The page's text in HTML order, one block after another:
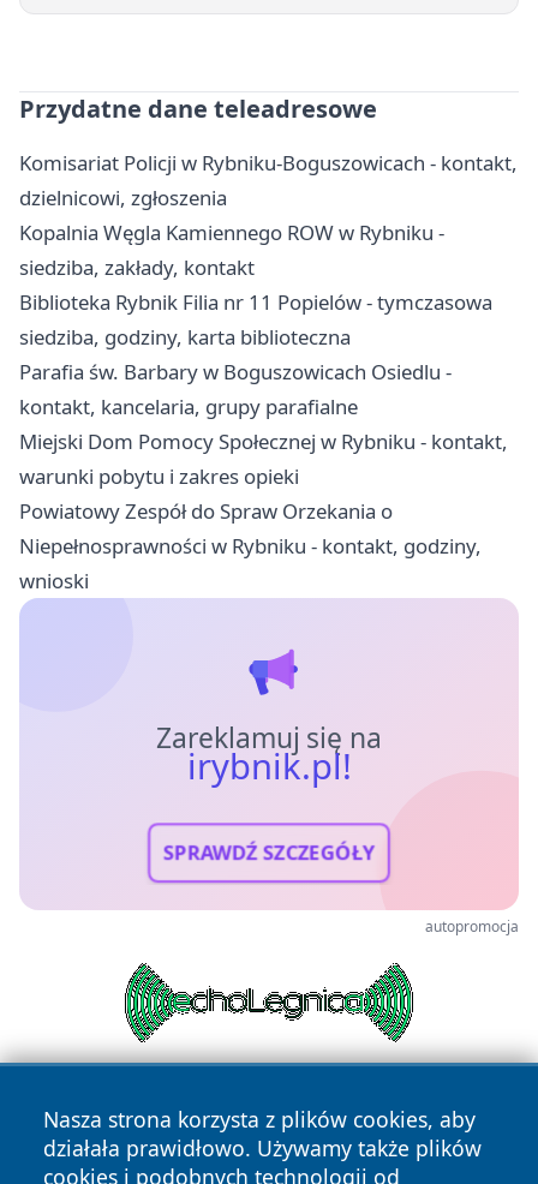
Przydatne dane teleadresowe
Komisariat Policji w Rybniku-Boguszowicach - kontakt,
dzielnicowi, zgłoszenia
Kopalnia Węgla Kamiennego ROW w Rybniku -
siedziba, zakłady, kontakt
Biblioteka Rybnik Filia nr 11 Popielów - tymczasowa
siedziba, godziny, karta biblioteczna
Parafia św. Barbary w Boguszowicach Osiedlu -
kontakt, kancelaria, grupy parafialne
Miejski Dom Pomocy Społecznej w Rybniku - kontakt,
warunki pobytu i zakres opieki
Powiatowy Zespół do Spraw Orzekania o
Niepełnosprawności w Rybniku - kontakt, godziny,
wnioski
Zareklamuj się na
irybnik.pl!
SPRAWDŹ SZCZEGÓŁY
autopromocja
Nasza strona korzysta z plików cookies, aby
działała prawidłowo. Używamy także plików
cookies i podobnych technologii od